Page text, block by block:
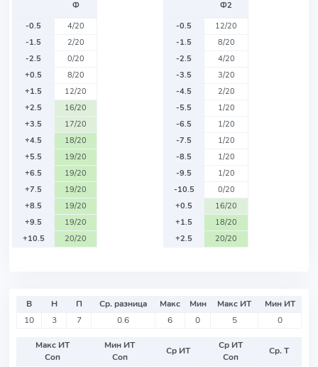
Ф
-0.5
4/20
-1.5
2/20
-2.5
0/20
+0.5
8/20
+1.5
12/20
+2.5
16/20
+3.5
17/20
+4.5
18/20
+5.5
19/20
+6.5
19/20
+7.5
19/20
+8.5
19/20
+9.5
19/20
+10.5
20/20
Ф2
-0.5
12/20
-1.5
8/20
-2.5
4/20
-3.5
3/20
-4.5
2/20
-5.5
1/20
-6.5
1/20
-7.5
1/20
-8.5
1/20
-9.5
1/20
-10.5
0/20
+0.5
16/20
+1.5
18/20
+2.5
20/20
В Н П Ср. разница Макс Мин Макс ИТ
Мин ИТ
10
3 7 0.6 6 0 5 0
Макс ИТ
Соп
Мин ИТ
Соп
Ср ИТ
Ср ИТ
Соп
Ср. Т